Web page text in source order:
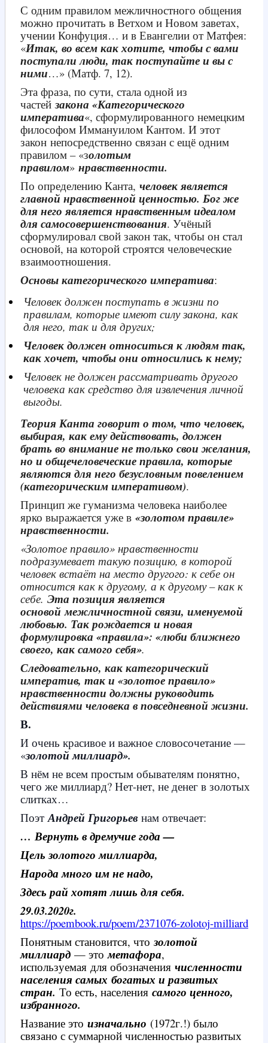
С одним правилом межличностного общения
можно прочитать в Ветхом и Новом заветах,
учении Конфуция… и в Евангелии от Матфея:
«Итак, во всем как хотите, чтобы с вами
поступали люди, так поступайте и вы с
ними…» (Матф. 7, 12).
Эта фраза, по сути, стала одной из
частейзакона «Категорического
императива«, сформулированного немецким
философом Иммануилом Кантом. И этот
закон непосредственно связан с ещё одним
правилом – «золотым
правилом» нравственности.
По определению Канта, человек является
главной нравственной ценностью. Бог же
для него является нравственным идеалом
для самосовершенствования. Учёный
сформулировал свой закон так, чтобы он стал
основой, на которой строятся человеческие
взаимоотношения.
Основы категорического императива:
Человек должен поступать в жизни по
правилам, которые имеют силу закона, как
для него, так и для других;
Человек должен относиться к людям так,
как хочет, чтобы они относились к нему;
Человек не должен рассматривать другого
человека как средство для извлечения личной
выгоды.
Теория Канта говорит о том, что человек,
выбирая, как ему действовать, должен
брать во внимание не только свои желания,
но и общечеловеческие правила, которые
являются для него безусловным повелением
(категорическим императивом).
Принцип же гуманизма человека наиболее
ярко выражается уже в «золотом правиле»
нравственности.
«Золотое правило» нравственности
подразумевает такую позицию, в которой
человек встаёт на место другого: к себе он
относится как к другому, а к другому – как к
себе. Эта позиция является
основой межличностной связи, именуемой
любовью. Так рождается и новая
формулировка «правила»: «люби ближнего
своего, как самого себя».
Следовательно, как категорический
императив, так и «золотое правило»
нравственности должны руководить
действиями человека в повседневной жизни.
В.
И очень красивое и важное словосочетание —
«золотой миллиард».
В нём не всем простым обывателям понятно,
чего же миллиард? Нет-нет, не денег в золотых
слитках…
Поэт Андрей Григорьев нам отвечает:
… Вернуть в дремучие года —
Цель золотого миллиарда,
Народа много им не надо,
Здесь рай хотят лишь для себя.
29.03.2020г.
https://poembook.ru/poem/2371076-zolotoj-milliard
Понятным становится, чтозолотой
миллиард — этометафора,
используемая для обозначения численности
населения самых богатых и развитых
стран. То есть, населения самого ценного,
избранного.
Название это изначально (1972г.!) было
связано с суммарной численностью развитых